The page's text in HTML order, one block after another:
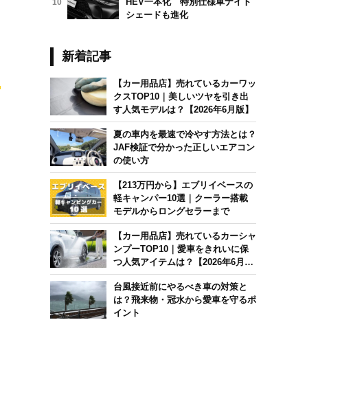
10
シェードも進化
新着記事
【カー用品店】売れているカーワッ
クスTOP10｜美しいツヤを引き出
す人気モデルは？【2026年6月版】
夏の車内を最速で冷やす方法とは？
JAF検証で分かった正しいエアコン
の使い方
【213万円から】エブリイベースの
軽キャンパー10選｜クーラー搭載
モデルからロングセラーまで
【カー用品店】売れているカーシャ
ンプーTOP10｜愛車をきれいに保
つ人気アイテムは？【2026年6月
版】
台風接近前にやるべき車の対策と
は？飛来物・冠水から愛車を守るポ
イント